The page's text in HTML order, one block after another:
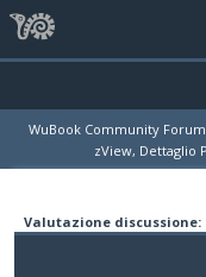
WuBook Community Forum
zView, Dettaglio
Valutazione discussione: